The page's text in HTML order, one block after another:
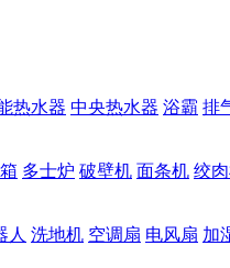
热水器 中央热水器 浴霸 排
多士炉 破壁机 面条机 绞
人 洗地机 空调扇 电风扇 加